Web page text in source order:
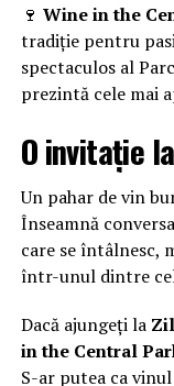
🍷 Wine in the
tradiție pentru
spectaculos al
prezintă cele mai
O invitație
Un pahar de vin
Înseamnă
care se întâlnesc,
într-unul dintre
Dacă ajungeți la
in the Central
S-ar putea ca